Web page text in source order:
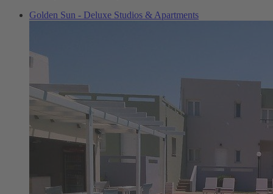
Golden Sun - Deluxe Studios & Apartments